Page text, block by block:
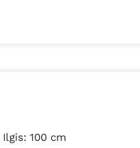
100 cm